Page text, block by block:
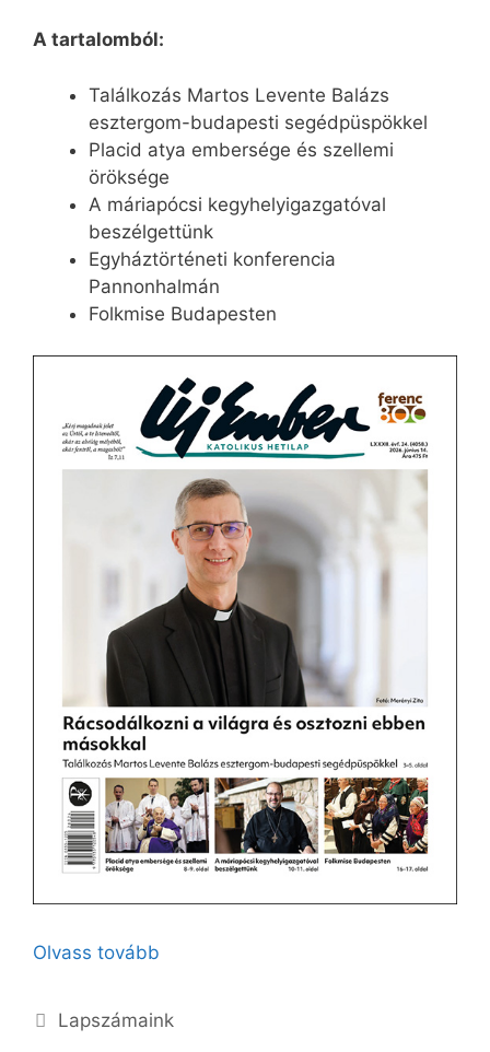
A tartalomból:
Találkozás Martos Levente Balázs
esztergom-budapesti segédpüspökkel
Placid atya embersége és szellemi
öröksége
A máriapócsi kegyhelyigazgatóval
beszélgettünk
Egyháztörténeti konferencia
Pannonhalmán
Folkmise Budapesten
Olvass tovább
Kategória
Lapszámaink